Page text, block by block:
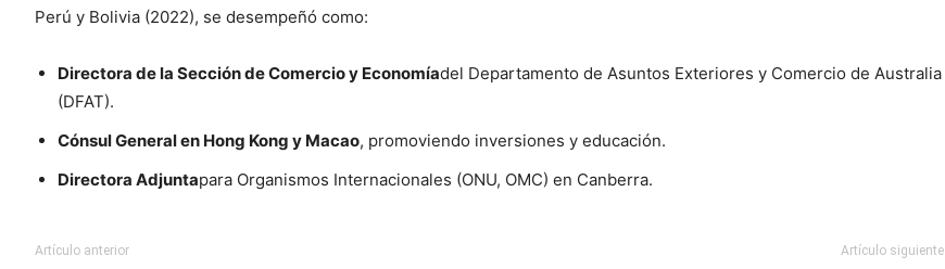
Perú y Bolivia (2022), se desempeñó como:
Directora de la Sección de Comercio y Economíadel Departamento de Asuntos Exteriores y Comercio de Australia
(DFAT).
Cónsul General en Hong Kong y Macao, promoviendo inversiones y educación.
Directora Adjuntapara Organismos Internacionales (ONU, OMC) en Canberra.
Artículo anterior Artículo siguiente